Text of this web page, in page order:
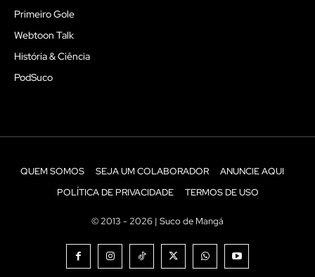
Primeiro Gole
Webtoon Talk
História & Ciência
PodSuco
QUEM SOMOS SEJA UM COLABORADOR
ANUNCIE AQUI
POLÍTICA DE PRIVACIDADE
TERMOS DE USO
© 2013 - 2026 | Suco de Mangá